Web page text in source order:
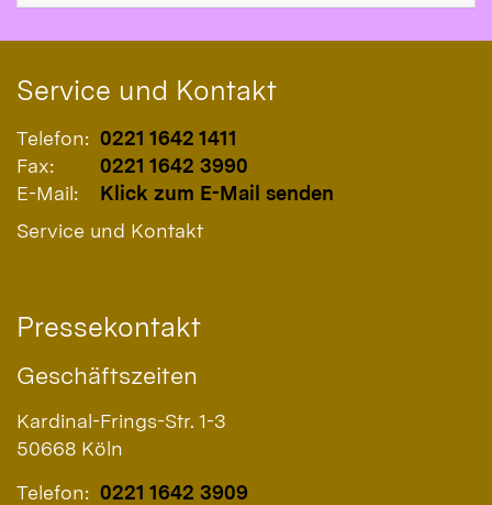
Service und Kontakt
Telefon: 0221 1642 1411
Fax:
0221 1642 3990
E-Mail:
Klick zum E-Mail senden
Service und Kontakt
Pressekontakt
Geschäftszeiten
Kardinal-Frings-Str. 1-3
50668 Köln
Telefon: 0221 1642 3909